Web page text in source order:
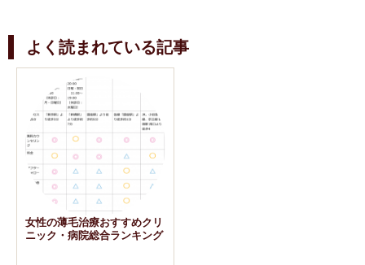
よく読まれている記事
女性の薄毛治療おすすめクリ
ニック・病院総合ランキング